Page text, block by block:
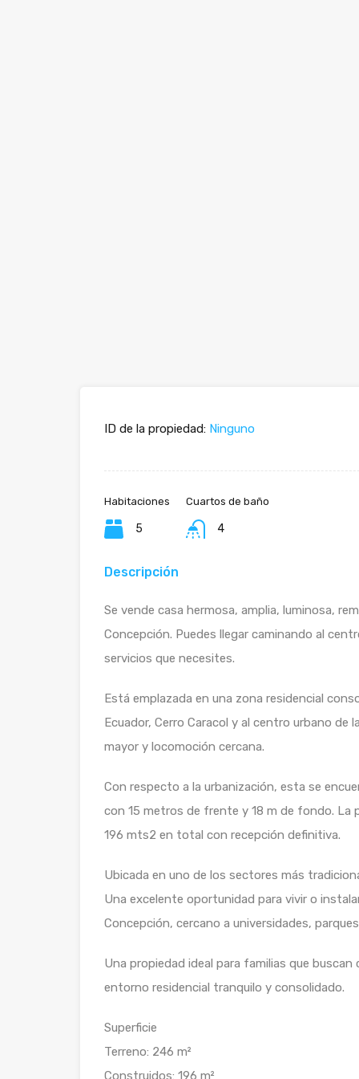
ID de la propiedad: Ninguno
Habitaciones
5
Cuartos de baño
4
Descripción
Se vende casa hermosa, amplia, luminosa,
Concepción. Puedes llegar caminando al
servicios que necesites.
Está emplazada en una zona residencial
Ecuador, Cerro Caracol y al centro urbano de
mayor y locomoción cercana.
Con respecto a la urbanización, esta se
con 15 metros de frente y 18 m de fondo. La
196 mts2 en total con recepción definitiva.
Ubicada en uno de los sectores más
Una excelente oportunidad para vivir o
Concepción, cercano a universidades,
Una propiedad ideal para familias que
entorno residencial tranquilo y consolidado.
Superficie
Terreno: 246 m²
Construidos: 196 m²